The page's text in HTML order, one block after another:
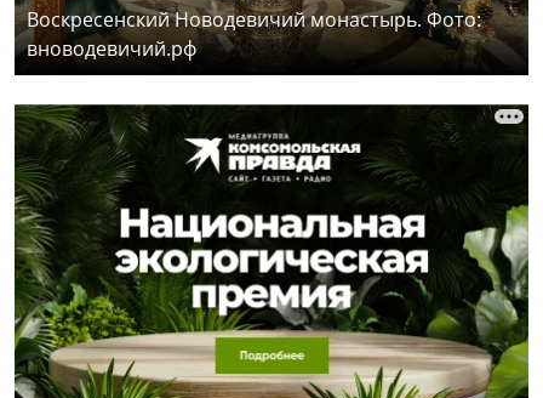
Воскресенский Новодевичий монастырь. Фото:
вноводевичий.рф